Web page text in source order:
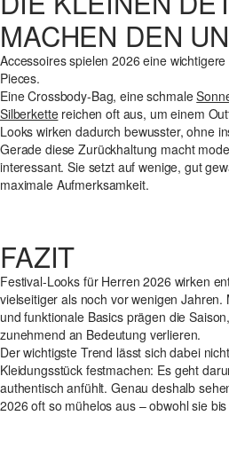
MACHEN DEN
Accessoires spielen 2026 eine
Pieces.
Eine Crossbody-Bag, eine schmale
Silberkettereichen oft aus, um einem
Looks wirken dadurch bewusster, ohne
Gerade diese Zurückhaltung macht
interessant. Sie setzt auf wenige, gut
maximale Aufmerksamkeit.
FAZIT
Festival-Looks für Herren 2026 wirken
vielseitiger als noch vor wenigen
und funktionale Basics prägen die
zunehmend an Bedeutung verlieren.
Der wichtigste Trend lässt sich dabei
Kleidungsstück festmachen: Es geht
authentisch anfühlt. Genau deshalb
2026 oft so mühelos aus – obwohl sie